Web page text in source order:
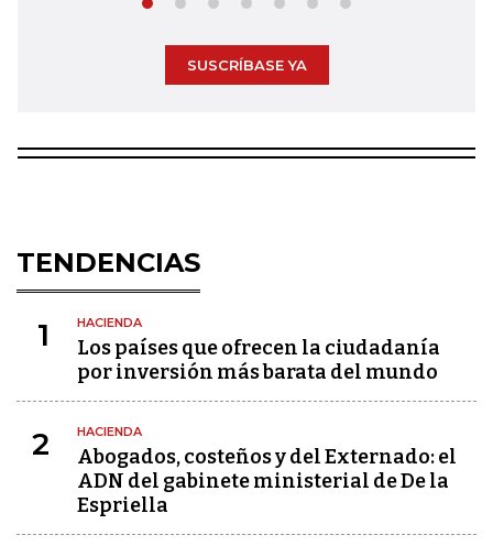
SUSCRÍBASE YA
TENDENCIAS
1 HACIENDA
Los países que ofrecen la ciudadanía
por inversión más barata del mundo
2 HACIENDA
Abogados, costeños y del Externado: el
ADN del gabinete ministerial de De la
Espriella